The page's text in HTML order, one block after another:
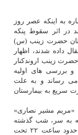
به اینكه عصر روز
در اثر سقوط پنكه
حضرت زینب (س)
داده شدند، اظهار
زینب اروندكنار
و بررسی های اولیه
رساند و به علت
سریع به بیمارستان
«مریم مشیر نصاری»
به سر، شب گذشته
توسط متخصص جراحی مغز این بیمارستان حدود ساعت ۲۲ تحت